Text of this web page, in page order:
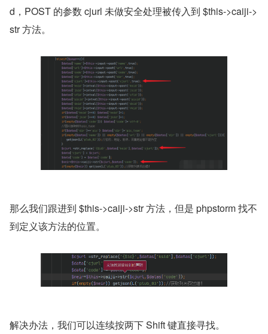
d，POST 的参数 cjurl 未做安全处理被传入到 $this->caiji->
str 方法。
那么我们跟进到 $this->caiji->str 方法，但是 phpstorm 找不
到定义该方法的位置。
解决办法，我们可以连续按两下 Shift 键直接寻找。